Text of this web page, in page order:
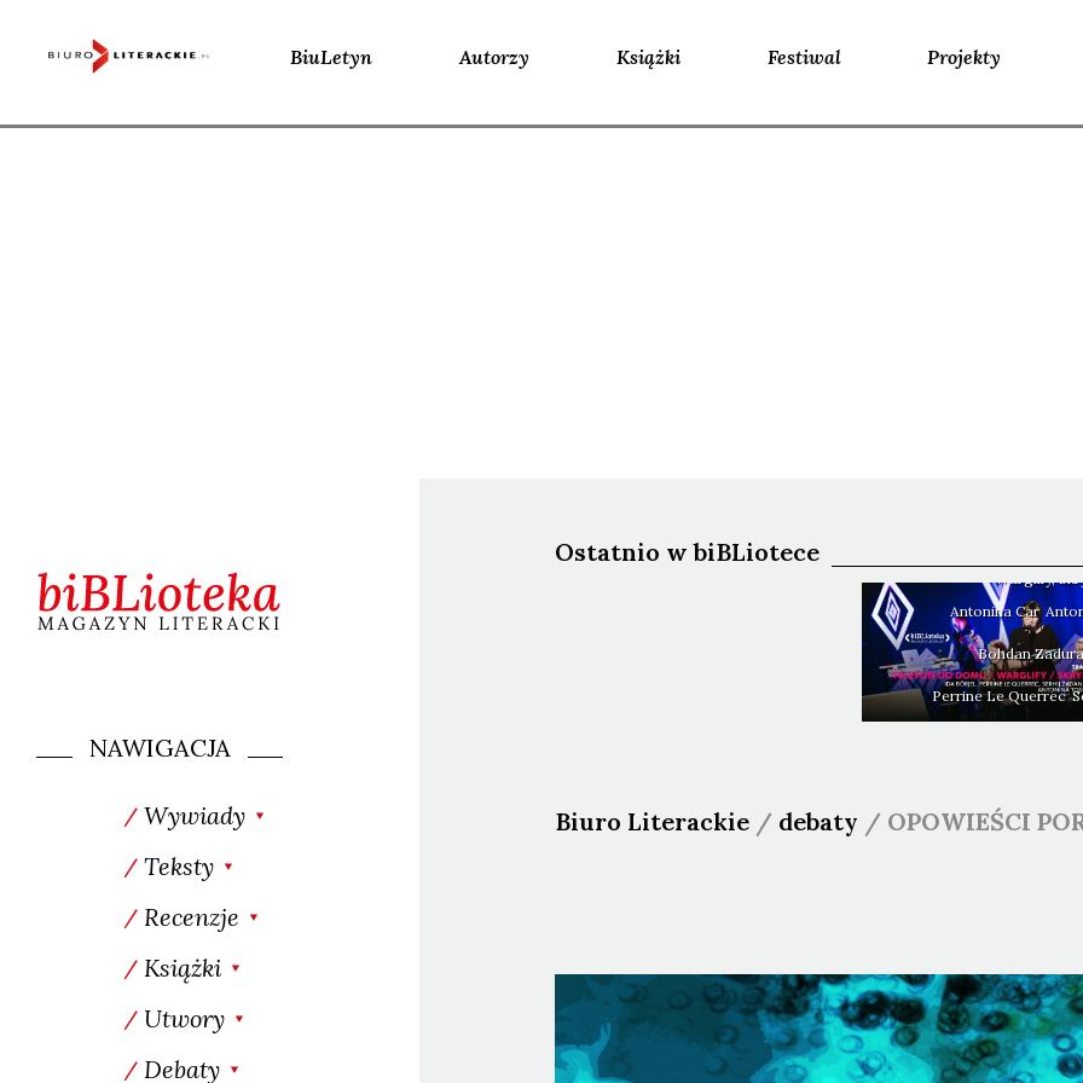
BiuLetyn Autorzy Książki Festiwal Projekty
NAWIGACJA
Wywiady
Teksty
Recenzje
Książki
Utwory
Debaty
Ostatnio w biBLiotece
Warglify,
AntoninaCar
Bohdan
PerrineLe Querrec
Biuro Literackie/ debaty / OPOWIEŚCI